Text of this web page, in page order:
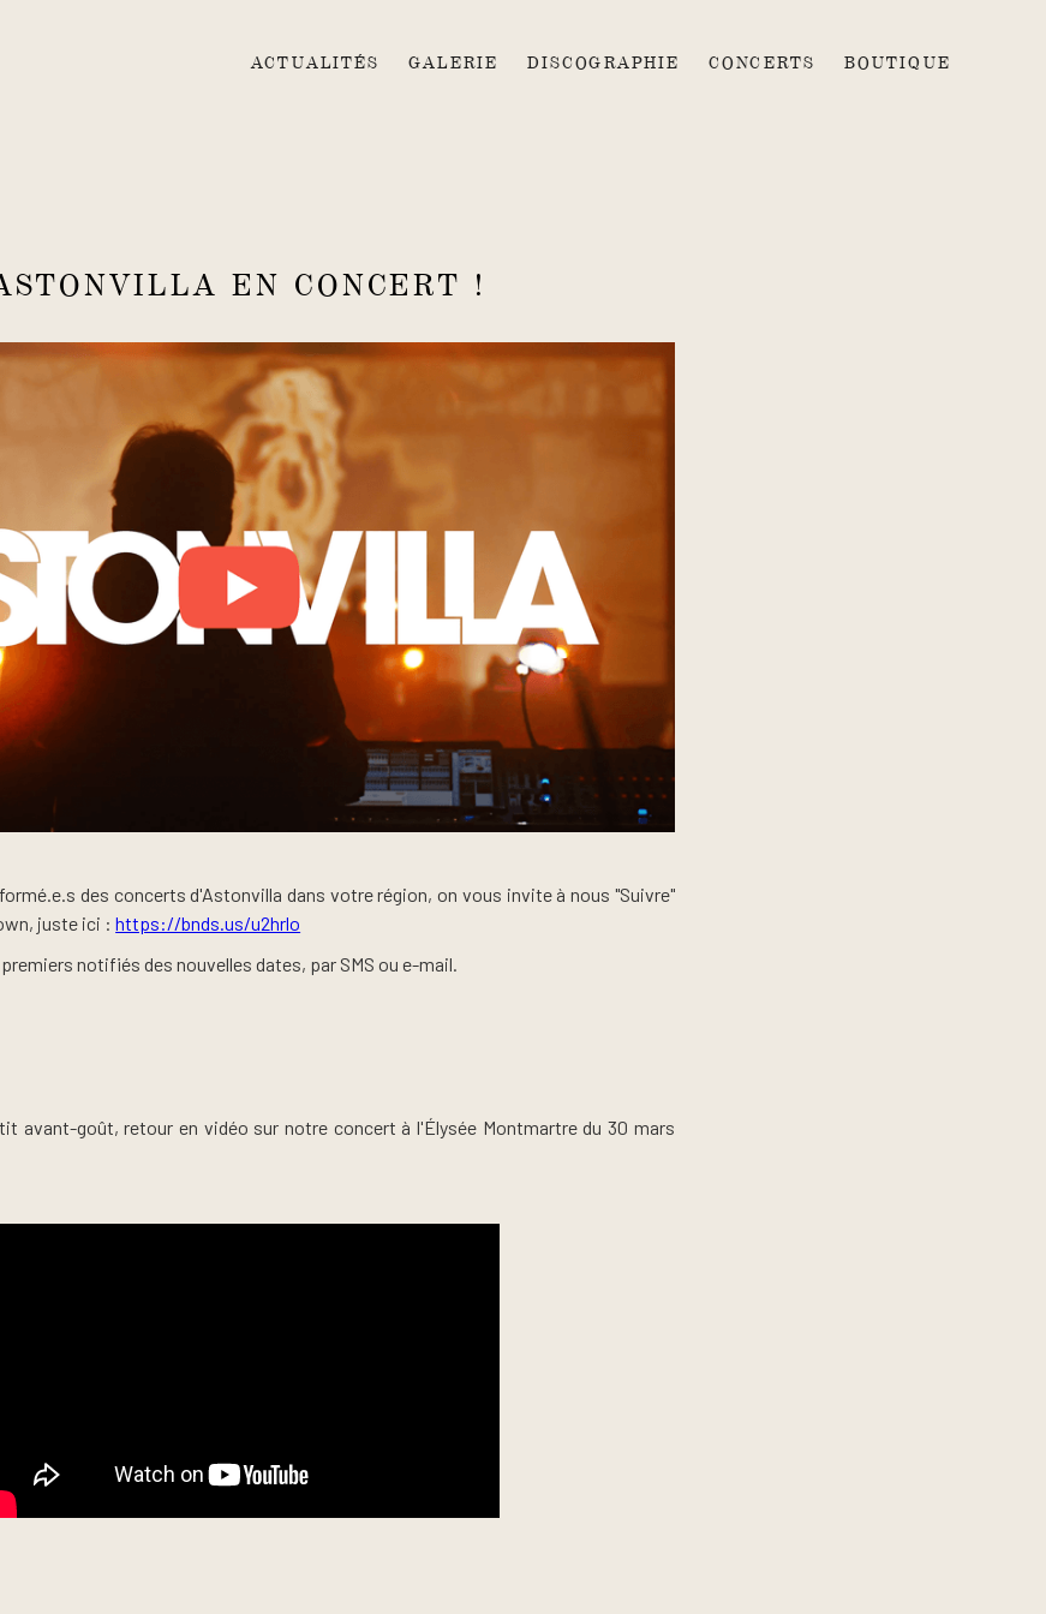
ACTUALITÉS GALERIE DISCOGRAPHIE CONCERTS BOUTIQUE
EN CONCERT !
des concerts d'Astonvilla dans votre région, on vous invite à nous "Suivre"
juste ici :https://bnds.us/u2hrlo
notifiés des nouvelles dates, par SMS ou e-mail.
avant-goût, retour en vidéo sur notre concert à l'Élysée Montmartre du 30 mars